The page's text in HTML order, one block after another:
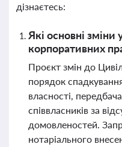
дізнаєтесь:
Які основні
корпоративних
Проєкт змін до
порядок
власності,
співвласників за
домовленостей.
нотаріального